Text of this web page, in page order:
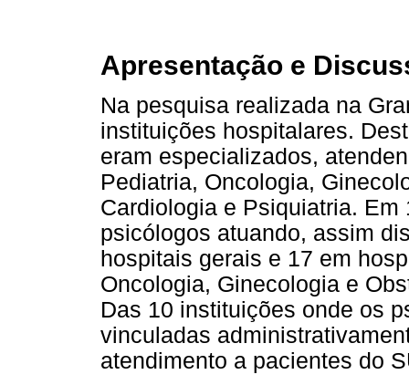
Apresentação e
Na pesquisa realizada na
instituições hospitalares.
eram especializados,
Pediatria, Oncologia,
Cardiologia e Psiquiatria.
psicólogos atuando, assim
hospitais gerais e 17 em
Oncologia, Ginecologia e
Das 10 instituições onde os
vinculadas
atendimento a pacientes do